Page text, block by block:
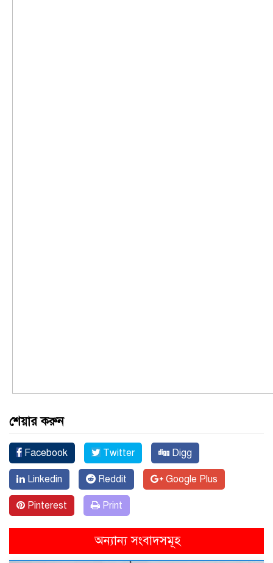
শেয়ার করুন
Facebook Twitter Digg
Linkedin Reddit Google Plus
Pinterest Print
অন্যান্য সংবাদসমূহ